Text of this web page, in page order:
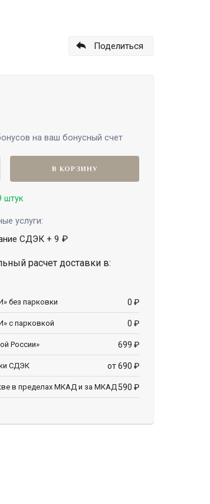
Поделиться
на ваш бонусный счет
В КОРЗИНУ
штук
услуги:
СДЭК + 9 ₽
расчет доставки в:
без парковки 0 ₽
с парковкой 0 ₽
России» 699 ₽
СДЭК от 690 ₽
в пределах МКАД и за МКАД 590 ₽